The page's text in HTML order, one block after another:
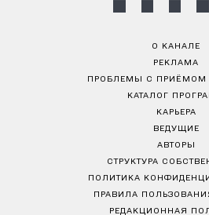
О КАНАЛЕ
РЕКЛАМА
ПРОБЛЕМЫ С ПРИЁМОМ
КАТАЛОГ
КАРЬЕРА
ВЕДУЩИЕ
АВТОРЫ
СТРУКТУРА
ПОЛИТИКА
ПРАВИЛА
РЕДАКЦИОННАЯ